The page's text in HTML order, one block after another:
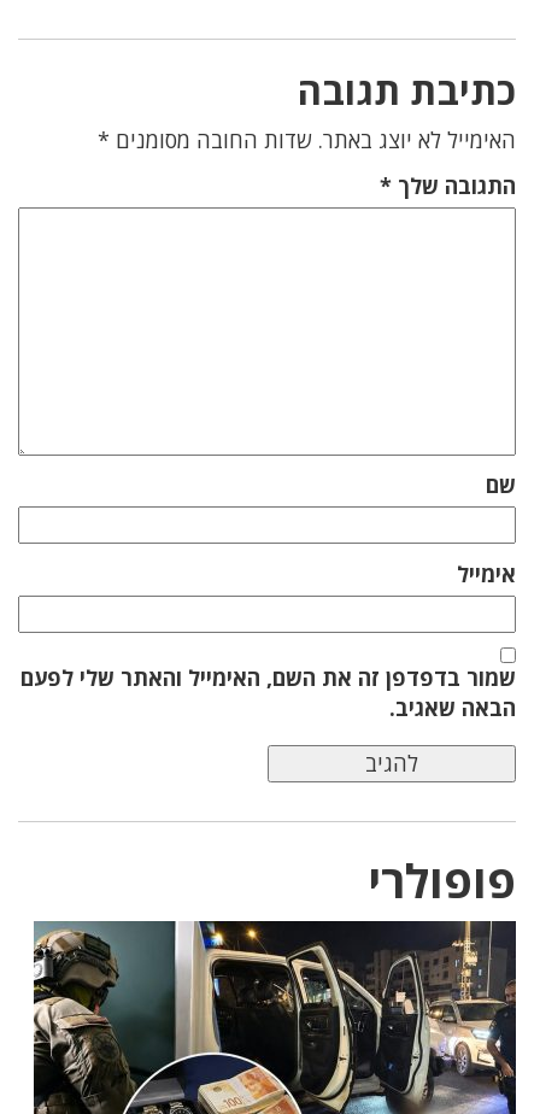
כתיבת תגובה
האימייל לא יוצג באתר. שדות החובה מסומנים *
התגובה שלך *
שם
אימייל
שמור בדפדפן זה את השם, האימייל והאתר שלי לפעם
הבאה שאגיב.
פופולרי